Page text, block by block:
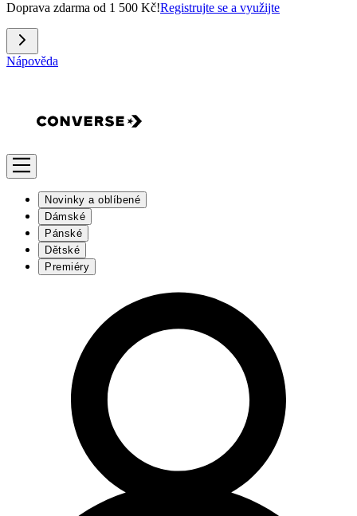
Doprava zdarma od 1 500 Kč!Registrujte se a využijte
Nápověda
Novinky a oblíbené
Dámské
Pánské
Dětské
Premiéry